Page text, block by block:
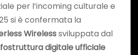
per l’incoming culturale e
si è confermata la
Wirelesssviluppata dal
digitale ufficiale